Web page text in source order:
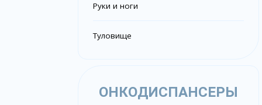
Руки и ноги
Туловище
ОНКОДИСПАНСЕРЫ